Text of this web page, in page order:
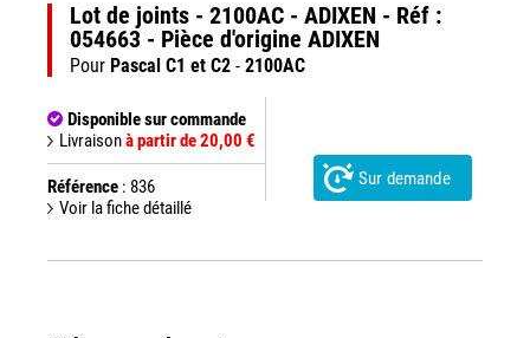
Lot de joints - 2100AC - ADIXEN - Réf :
054663 - Pièce d'origine ADIXEN
Pour Pascal C1 et C2 - 2100AC
Disponible sur commande
Livraisonà partir de 20,00 €
Référence : 836
Voir la fiche détaillé
Sur demande